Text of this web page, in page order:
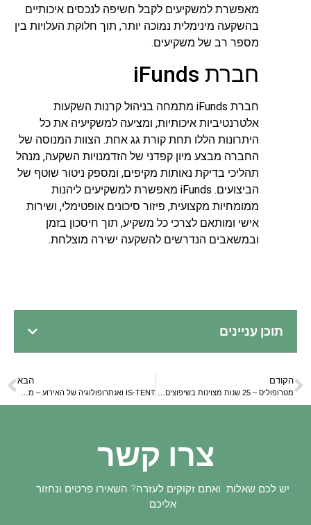
מאפשרת למשקיעים לקבל חשיפה לנכסים איכותיים
בהשקעה מינימלית נמוכה יותר, תוך חלוקת העלויות בין
מספר רב של משקיעים.
חברת iFunds
חברת iFunds מתמחה בניהול קרנות השקעות
אלטרנטיביות איכותיות, ומציעה למשקיעיה את כל
היתרונות הללו תחת קורת גג אחת. הצוות המנוסה של
החברה מבצע מיון קפדני של הזדמנויות השקעה, מנהל
תהליכי בדיקת נאותות מקיפים, ומספק ניטור שוטף של
הביצועים. iFunds מאפשרת למשקיעים ליהנות
ממומחיות מקצועית, פיזור סיכונים אופטימלי, ושירות
אישי ומותאם לצרכי כל משקיע, תוך חיסכון בזמן
ובמשאבים הנדרשים להשקעה ישירה מוצלחת.
תוכן עניינים
הקודם
מטרופוליס – 25 שנות מצוינות בשיפוצים ועיצוב חזיתות
הבא
IS-TENT ואנתרופולוגיה של האירוע – מסורות שמעצבות מרחבים
צרו קשר
יש לכם שאלות ואתם זקוקים לעזרה? השאירו פרטים ונחזור
אליכם